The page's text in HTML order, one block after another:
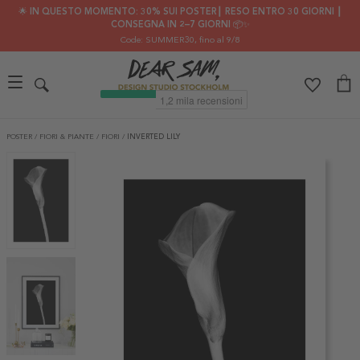
🌟 IN QUESTO MOMENTO: 30% SUI POSTER┃ RESO ENTRO 30 GIORNI ┃
CONSEGNA IN 2–7 GIORNI 📦✨
Code: SUMMER30, fino al 9/8
POSTER / FIORI & PIANTE / FIORI / INVERTED LILY